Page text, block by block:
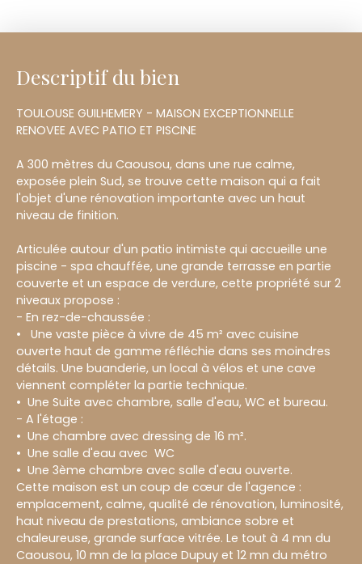
Descriptif du bien
TOULOUSE GUILHEMERY - MAISON EXCEPTIONNELLE
RENOVEE AVEC PATIO ET PISCINE
A 300 mètres du Caousou, dans une rue calme,
exposée plein Sud, se trouve cette maison qui a fait
l'objet d'une rénovation importante avec un haut
niveau de finition.
Articulée autour d'un patio intimiste qui accueille une
piscine - spa chauffée, une grande terrasse en partie
couverte et un espace de verdure, cette propriété sur 2
niveaux propose :
- En rez-de-chaussée :
Une vaste pièce à vivre de 45 m² avec cuisine
ouverte haut de gamme réfléchie dans ses moindres
détails. Une buanderie, un local à vélos et une cave
viennent compléter la partie technique.
Une Suite avec chambre, salle d'eau, WC et bureau.
- A l'étage :
Une chambre avec dressing de 16 m².
Une salle d'eau avec WC
Une 3ème chambre avec salle d'eau ouverte.
Cette maison est un coup de cœur de l'agence :
emplacement, calme, qualité de rénovation, luminosité,
haut niveau de prestations, ambiance sobre et
chaleureuse, grande surface vitrée. Le tout à 4 mn du
Caousou, 10 mn de la place Dupuy et 12 mn du métro